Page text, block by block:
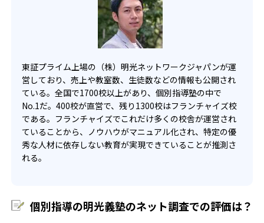
東証プライム上場の（株）明光ネットワークジャパンが運
営しており、売上や教室数、生徒数などの情報も公開され
ている。全国で1700校以上があり、個別指導塾の中で
No.1だ。400校が直営で、残り1300校はフランチャイズ校
である。フランチャイズでこれだけ多くの校舎が運営され
ていることから、ノウハウがマニュアル化され、特定の優
秀な人材に依存しない教育が実現できていることが推測さ
れる。
個別指導の明光義塾のネット調査での評価は？